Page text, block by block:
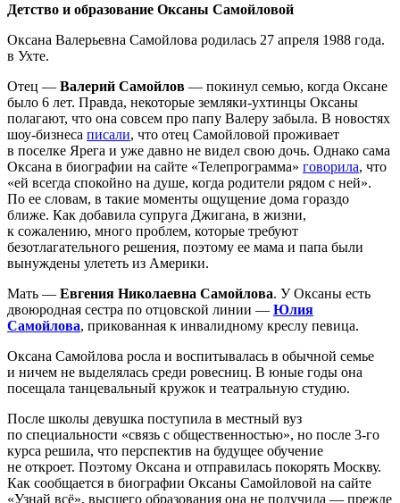
Детство и образование Оксаны Самойловой
Оксана Валерьевна Самойлова родилась 27 апреля 1988 года.
в Ухте.
Отец — Валерий Самойлов — покинул семью, когда Оксане
было 6 лет. Правда, некоторые земляки-ухтинцы Оксаны
полагают, что она совсем про папу Валеру забыла. В новостях
шоу-бизнеса писали, что отец Самойловой проживает
в поселке Ярега и уже давно не видел свою дочь. Однако сама
Оксана в биографии на сайте «Телепрограмма» говорила, что
«ей всегда спокойно на душе, когда родители рядом с ней».
По ее словам, в такие моменты ощущение дома гораздо
ближе. Как добавила супруга Джигана, в жизни,
к сожалению, много проблем, которые требуют
безотлагательного решения, поэтому ее мама и папа были
вынуждены улететь из Америки.
Мать — Евгения Николаевна Самойлова. У Оксаны есть
двоюродная сестра по отцовской линии — Юлия
Самойлова, прикованная к инвалидному креслу певица.
Оксана Самойлова росла и воспитывалась в обычной семье
и ничем не выделялась среди ровесниц. В юные годы она
посещала танцевальный кружок и театральную студию.
После школы девушка поступила в местный вуз
по специальности «связь с общественностью», но после 3-го
курса решила, что перспектив на будущее обучение
не откроет. Поэтому Оксана и отправилась покорять Москву.
Как сообщается в биографии Оксаны Самойловой на сайте
«Узнай всё», высшего образования она не получила — прежде